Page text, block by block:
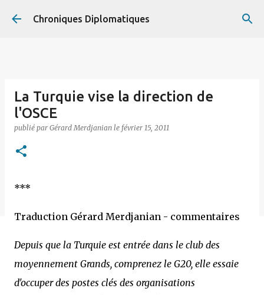
Accéder au contenu principal
Chroniques Diplomatiques
La Turquie vise la direction de
l'OSCE
publié par Gérard Merdjanian le février 15, 2011
***
Traduction Gérard Merdjanian - commentaires
Depuis que la Turquie est entrée dans le club des
moyennement Grands, comprenez le G20, elle essaie
d'occuper des postes clés des organisations